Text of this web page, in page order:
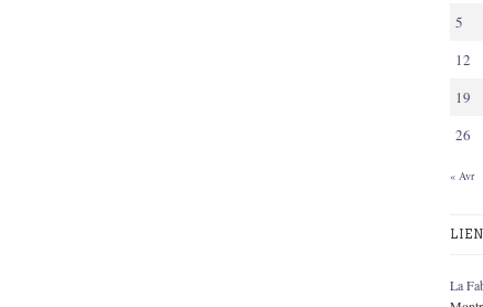
5
12
19
26
« Avr
La